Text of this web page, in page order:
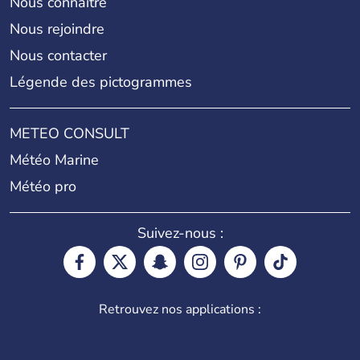
Nous rejoindre
Nous contacter
Légende des pictogrammes
METEO CONSULT
Météo Marine
Météo pro
Suivez-nous :
Retrouvez nos applications :